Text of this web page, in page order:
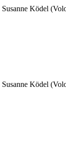
Susanne Ködel
Susanne Ködel